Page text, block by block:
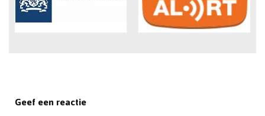
Geef een reactie